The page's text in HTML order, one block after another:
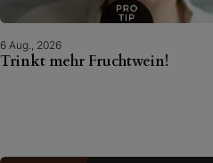
6 Aug., 2026
Trinkt mehr Fruchtwein!